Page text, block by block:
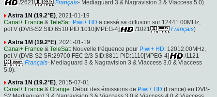
/2621
Français- Mediaguard 3 & Nagravision 3 & Viaccess 5.0).
Astra 1N (19.2°E), 2021-01-19
Canal+ France & TeleSat: Piwi+ HD a cessé sa diffusion sur 12441.00MHz,
pol.V (DVB-S2 SID:6510 PID:1010[MPEG-4]
/1021 Français)
Astra 1M (19.2°E) , 2021-01-19
Canal+ France & TeleSat: Nouvelle fréquence pour Piwi+ HD: 12012.00MHz,
pol.V (DVB-S2 SR:29700 FEC:2/3 SID:8811 PID:1110[MPEG-4]
/1121
Français- Mediaguard 3 & Nagravision 3 & Viaccess 3.0 & Viaccess
5.0).
Astra 1N (19.2°E), 2015-07-01
Canal+ France & Orange: Début des émissions de Piwi+ HD (France) en DVB-